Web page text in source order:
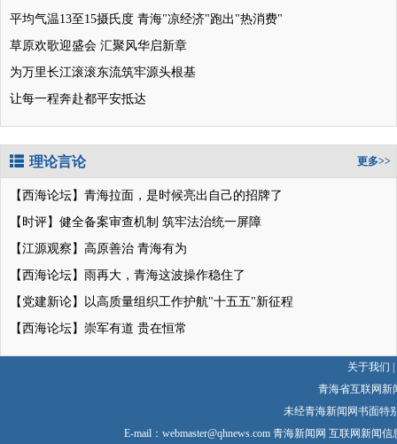
平均气温13至15摄氏度 青海"凉经济"跑出"热消费"
草原欢歌迎盛会 汇聚风华启新章
为万里长江滚滚东流筑牢源头根基
让每一程奔赴都平安抵达
理论言论 更多>>
【西海论坛】青海拉面，是时候亮出自己的招牌了
【时评】健全备案审查机制 筑牢法治统一屏障
【江源观察】高原善治 青海有为
【西海论坛】雨再大，青海这波操作稳住了
【党建新论】以高质量组织工作护航"十五五"新征程
【西海论坛】崇军有道 贵在恒常
关于我们
青海省互联网
未经青海新闻网书面特
E-mail： webmaster@qhnews.com青海新闻网 互联网新闻信